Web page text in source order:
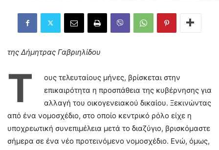
της Δήμητρας Γαβριηλίδου
Τ
ους τελευταίους μήνες, βρίσκεται στην
επικαιρότητα η προσπάθεια της κυβέρνησης για
αλλαγή του οικογενειακού δικαίου. Ξεκινώντας
από ένα νομοσχέδιο, στο οποίο κεντρικό ρόλο είχε η
υποχρεωτική συνεπιμέλεια μετά το διαζύγιο, βρισκόμαστε
σήμερα σε ένα νέο προτεινόμενο νομοσχέδιο. Ενώ, όμως,